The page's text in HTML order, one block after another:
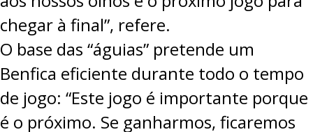
chegar à final”, refere.
O base das “águias” pretende um
Benfica eficiente durante todo o tempo
de jogo: “Este jogo é importante porque
é o próximo. Se ganharmos, ficaremos